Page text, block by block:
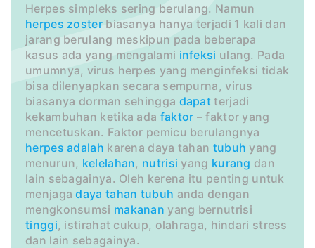
Herpes simpleks sering berulang. Namun
herpes zosterbiasanya hanya terjadi 1 kali dan
jarang berulang meskipun pada beberapa
kasus ada yang mengalami infeksi ulang. Pada
umumnya, virus herpes yang menginfeksi tidak
bisa dilenyapkan secara sempurna, virus
biasanya dorman sehingga dapat terjadi
kekambuhan ketika ada faktor – faktor yang
mencetuskan. Faktor pemicu berulangnya
herpes adalah karena daya tahan tubuh yang
menurun, kelelahan, nutrisi yang kurang dan
lain sebagainya. Oleh kerena itu penting untuk
menjagadaya tahan tubuh anda dengan
mengkonsumsi makanan yang bernutrisi
tinggi, istirahat cukup, olahraga, hindari stress
dan lain sebagainya.